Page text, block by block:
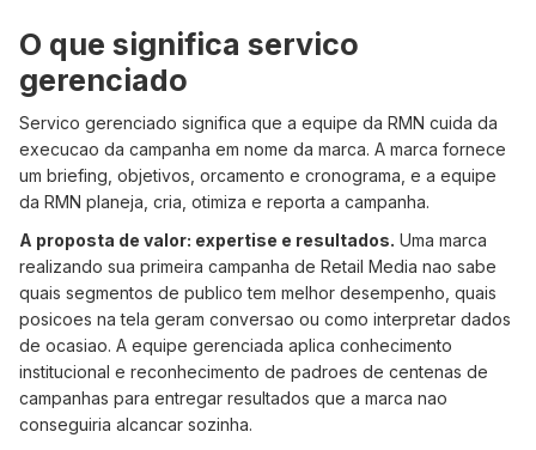
O que significa servico
gerenciado
Servico gerenciado significa que a equipe da RMN cuida da
execucao da campanha em nome da marca. A marca fornece
um briefing, objetivos, orcamento e cronograma, e a equipe
da RMN planeja, cria, otimiza e reporta a campanha.
A proposta de valor: expertise e resultados. Uma marca
realizando sua primeira campanha de Retail Media nao sabe
quais segmentos de publico tem melhor desempenho, quais
posicoes na tela geram conversao ou como interpretar dados
de ocasiao. A equipe gerenciada aplica conhecimento
institucional e reconhecimento de padroes de centenas de
campanhas para entregar resultados que a marca nao
conseguiria alcancar sozinha.